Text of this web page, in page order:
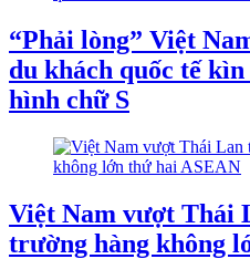
“Phải lòng” Việt
du khách quốc tế
hình chữ S
Việt Nam vượt Thái
trường hàng không